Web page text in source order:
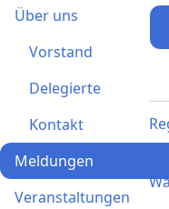
Über uns
Vorstand
Delegierte
Kontakt
Meldungen
Veranstaltungen